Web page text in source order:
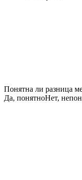
Понятна ли разница
Да, понятноНет,